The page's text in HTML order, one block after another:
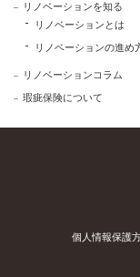
リノベーションを知る
リノベーションとは
リノベーションの進め
リノベーションコラム
瑕疵保険について
個人情報保護